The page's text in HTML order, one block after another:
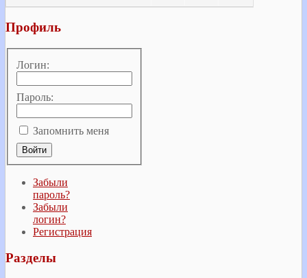
Профиль
Логин:
Пароль:
Запомнить меня
Забыли
пароль?
Забыли
логин?
Регистрация
Разделы